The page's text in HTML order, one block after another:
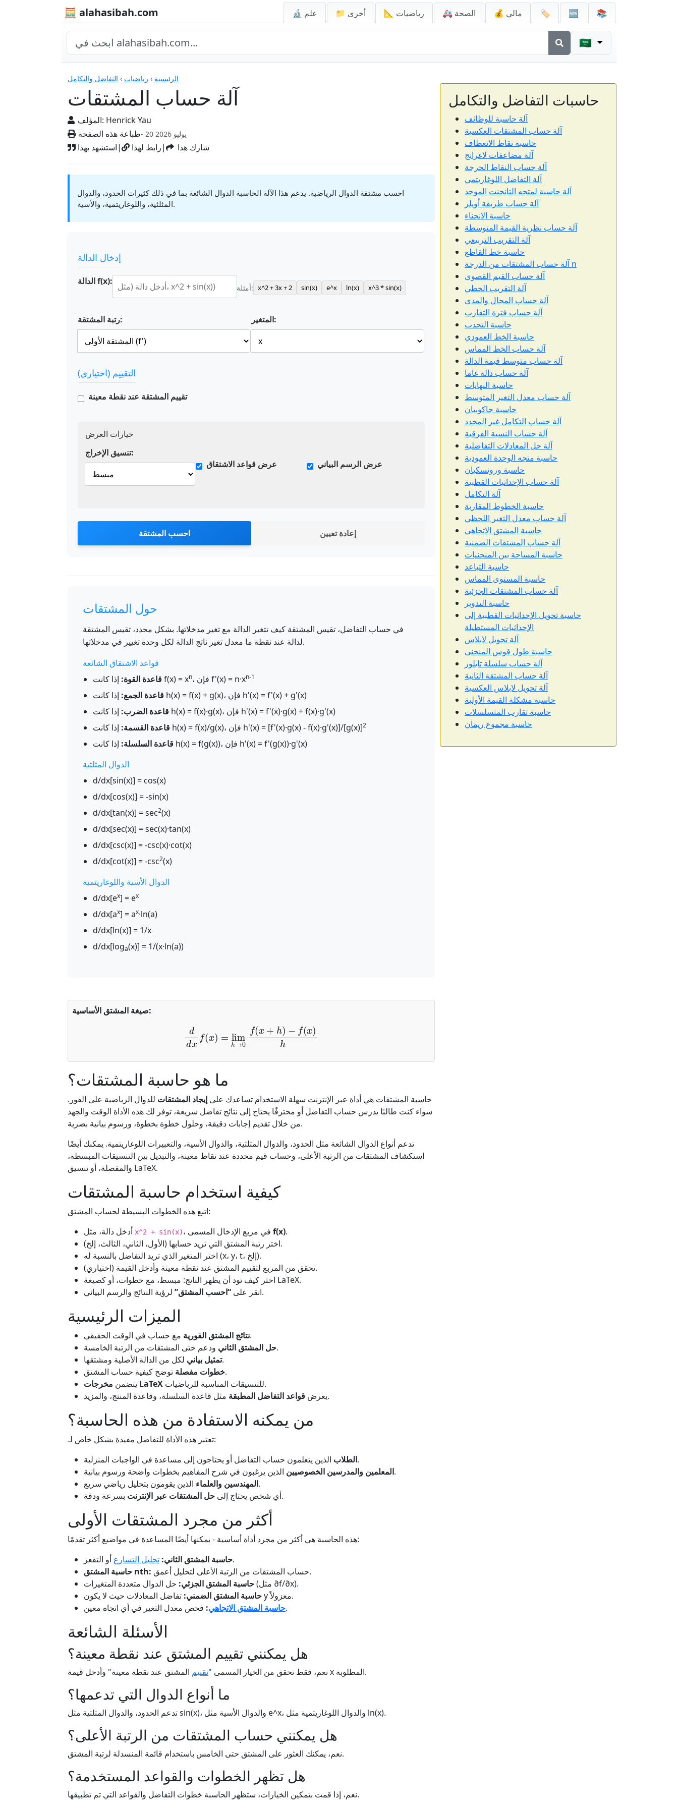
🧮 alahasibah.com 🔬 علم 📁 أخرى 📐 رياضيات 🚑 الصحة 💰 مالي 🏷️ 🆕 📚
🇸🇦
الرئيسية › رياضيات › التفاضل والتكامل
آلة حساب المشتقات
المؤلف: Henrick Yau
طباعة هذه الصفحة
- 20 يوليو 2026
استشهد بهذا| رابط لهذا| شارك هذا
الآلات الحاسبة
احسب مشتقة الدوال الرياضية. يدعم هذا الآلة الحاسبة الدوال الشائعة بما في ذلك كثيرات الحدود، والدوال
المثلثية، واللوغاريتمية، والأسية.
إدخال الدالة
الدالة f(x):
أمثلة: x^2 + 3x + 2 sin(x) e^x ln(x) x^3 * sin(x)
رتبة المشتقة: المتغير:
التقييم (اختياري)
تقييم المشتقة عند نقطة معينة
خيارات العرض
تنسيق الإخراج:
عرض قواعد الاشتقاق
عرض الرسم البياني
احسب المشتقة إعادة تعيين
حول المشتقات
في حساب التفاضل، تقيس المشتقة كيف تتغير الدالة مع تغير مدخلاتها. بشكل محدد، تقيس المشتقة
لدالة عند نقطة ما معدل تغير ناتج الدالة لكل وحدة تغيير في مدخلاتها.
قواعد الاشتقاق الشائعة
قاعدة القوة:إذا كانت f(x) = xn ، فإن f'(x) = n·xn-1
قاعدة الجمع:
إذا كانت h(x) = f(x) + g(x)، فإن h'(x) = f'(x) + g'(x)
قاعدة الضرب:
إذا كانت h(x) = f(x)·g(x)، فإن h'(x) = f'(x)·g(x) + f(x)·g'(x)
قاعدة القسمة:
إذا كانت h(x) = f(x)/g(x)، فإن h'(x) = [f'(x)·g(x) - f(x)·g'(x)]/[g(x)]2
قاعدة السلسلة:
إذا كانت h(x) = f(g(x))، فإن h'(x) = f'(g(x))·g'(x)
الدوال المثلثية
d/dx[sin(x)] = cos(x)
d/dx[cos(x)] = -sin(x)
d/dx[tan(x)] = sec2(x)
d/dx[sec(x)] = sec(x)·tan(x)
d/dx[csc(x)] = -csc(x)·cot(x)
d/dx[cot(x)] = -csc2(x)
الدوال الأسية واللوغاريتمية
d/dx[ex] = ex
d/dx[ax] = ax·ln(a)
d/dx[ln(x)] = 1/x
d/dx[loga(x)] = 1/(x·ln(a))
صيغة المشتق الأساسية:
d →0f x +h) (x)h
ما هو حاسبة المشتقات؟
حاسبة المشتقات هي أداة عبر الإنترنت سهلة الاستخدام تساعدك على إيجاد المشتقات للدوال الرياضية على الفور.
سواء كنت طالبًا يدرس حساب التفاضل أو محترفًا يحتاج إلى نتائج تفاضل سريعة، توفر لك هذه الأداة الوقت والجهد
من خلال تقديم إجابات دقيقة، وحلول خطوة بخطوة، ورسوم بيانية بصرية.
تدعم أنواع الدوال الشائعة مثل الحدود، والدوال المثلثية، والدوال الأسية، والتعبيرات اللوغاريتمية. يمكنك أيضًا
استكشاف المشتقات من الرتبة الأعلى، وحساب قيم محددة عند نقاط معينة، والتبديل بين التنسيقات المبسطة،
والمفصلة، أو تنسيق LaTeX.
كيفية استخدام حاسبة المشتقات
اتبع هذه الخطوات البسيطة لحساب المشتق:
x^2 + sin(x) f(x).
اختر رتبة المشتق التي تريد حسابها (الأول، الثاني، الثالث، إلخ).
اختر المتغير الذي تريد التفاضل بالنسبة له (x، y، t، إلخ).
(اختياري) تحقق من المربع لتقييم المشتق عند نقطة معينة وأدخل القيمة.
اختر كيف تود أن يظهر الناتج: مبسط، مع خطوات، أو كصيغة LaTeX.
انقر على “احسب المشتق” لرؤية النتائج والرسم البياني.
الميزات الرئيسية
نتائج المشتق الفوريةمع حساب في الوقت الحقيقي.
حل المشتق الثانيودعم حتى المشتقات من الرتبة الخامسة.
تمثيل بيانيلكل من الدالة الأصلية ومشتقها.
خطوات مفصلةتوضح كيفية حساب المشتق.
يتضمن مخرجات LaTeX
للتنسيقات المناسبة للرياضيات.
يعرض قواعد التفاضل المطبقة مثل قاعدة السلسلة، وقاعدة المنتج، والمزيد.
من يمكنه الاستفادة من هذه الحاسبة؟
تعتبر هذه الأداة للتفاضل مفيدة بشكل خاص لـ:
الطلابالذين يتعلمون حساب التفاضل أو يحتاجون إلى مساعدة في الواجبات المنزلية.
المعلمين والمدرسين الخصوصيينالذين يرغبون في شرح المفاهيم بخطوات واضحة ورسوم بيانية.
المهندسين والعلماءالذين يقومون بتحليل رياضي سريع.
أي شخص يحتاج إلى حل المشتقات عبر الإنترنت بسرعة ودقة.
أكثر من مجرد المشتقات الأولى
هذه الحاسبة هي أكثر من مجرد أداة أساسية - يمكنها أيضًا المساعدة في مواضيع أكثر تقدمًا:
حاسبة المشتق الثاني: تحليل التسارع
أو التقعر.
حاسبة المشتق nth:
حساب المشتقات من الرتبة الأعلى لتحليل أعمق.
حاسبة المشتق الجزئي:
حل الدوال متعددة المتغيرات (مثل ∂f/∂x).
حاسبة المشتق الضمني:
تفاضل المعادلات حيث لا يكون y معزولاً.
حاسبة المشتق الاتجاهي: فحص معدل التغير في أي اتجاه معين.
الأسئلة الشائعة
هل يمكنني تقييم المشتق عند نقطة معينة؟
نعم، فقط تحقق من الخيار المسمى "تقييم المشتق عند نقطة معينة" وأدخل قيمة x المطلوبة.
ما أنواع الدوال التي تدعمها؟
تدعم الحدود، والدوال المثلثية مثل sin(x)، والدوال الأسية مثل e^x، والدوال اللوغاريتمية مثل ln(x).
هل يمكنني حساب المشتقات من الرتبة الأعلى؟
نعم، يمكنك العثور على المشتق حتى الخامس باستخدام قائمة المنسدلة لرتبة المشتق.
هل تظهر الخطوات والقواعد المستخدمة؟
نعم، إذا قمت بتمكين الخيارات، ستظهر الحاسبة خطوات التفاضل والقواعد التي تم تطبيقها.
حاسبات التفاضل والتكامل
آلة حاسبة للوظائف
آلة حساب المشتقات العكسية
حاسبة نقاط الانعطاف
آلة مضاعفات لاغرانج
آلة حساب النقاط الحرجة
آلة التفاضل اللوغاريتمي
آلة حاسبة لمتجه التانجنت الموحد
آلة حساب طريقة أويلر
حاسبة الانحناء
آلة حساب نظرية القيمة المتوسطة
آلة التقريب التربيعي
حاسبة خط القاطع
آلة حساب المشتقات من الدرجة n
آلة حساب القيم القصوى
آلة التقريب الخطي
آلة حساب المجال والمدى
آلة حساب فترة التقارب
حاسبة التحدب
حاسبة الخط العمودي
آلة حساب الخط المماس
آلة حساب متوسط قيمة الدالة
آلة حساب دالة غاما
حاسبة النهايات
آلة حساب معدل التغير المتوسط
حاسبة جاكوبيان
آلة حساب التكامل غير المحدد
آلة حساب النسبة الفرقية
آلة حل المعادلات التفاضلية
حاسبة متجه الوحدة العمودية
حاسبة ورونسكيان
آلة حساب الإحداثيات القطبية
آلة التكامل
حاسبة الخطوط المقاربة
آلة حساب معدل التغير اللحظي
حاسبة المشتق الاتجاهي
آلة حساب المشتقات الضمنية
حاسبة المساحة بين المنحنيات
حاسبة التباعد
حاسبة المستوى المماس
آلة حساب المشتقات الجزئية
حاسبة التدوير
حاسبة تحويل الإحداثيات القطبية إلى
الإحداثيات المستطيلة
آلة تحويل لابلاس
حاسبة طول قوس المنحنى
آلة حساب سلسلة تايلور
آلة حساب المشتقة الثانية
آلة تحويل لابلاس العكسية
حاسبة مشكلة القيمة الأولية
حاسبة تقارب المتسلسلات
حاسبة مجموع ريمان